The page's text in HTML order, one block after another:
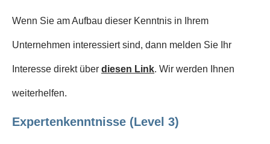
Wenn Sie am Aufbau dieser Kenntnis in Ihrem
Unternehmen interessiert sind, dann melden Sie Ihr
Interesse direkt über diesen Link. Wir werden Ihnen
weiterhelfen.
Expertenkenntnisse (Level 3)